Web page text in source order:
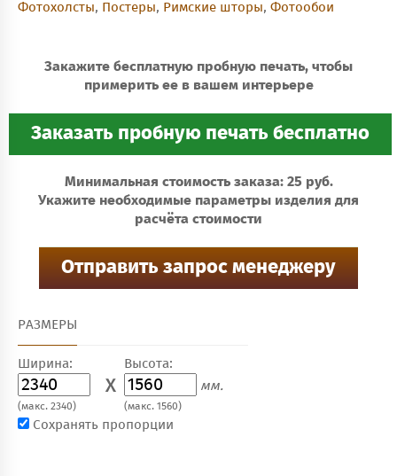
Фотохолсты, Постеры, Римские шторы, Фотообои
Закажите бесплатную пробную печать, чтобы
примерить ее в вашем интерьере
Минимальная стоимость заказа: 25 руб.
Укажите необходимые параметры изделия для
расчёта стоимости
РАЗМЕРЫ
Ширина:
X
(макс. 2340)
Высота:
мм.
(макс. 1560)
Сохранять пропорции